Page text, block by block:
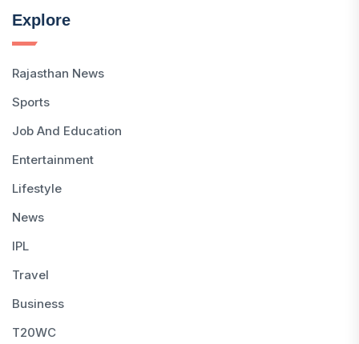
Explore
Rajasthan News
Sports
Job And Education
Entertainment
Lifestyle
News
IPL
Travel
Business
T20WC